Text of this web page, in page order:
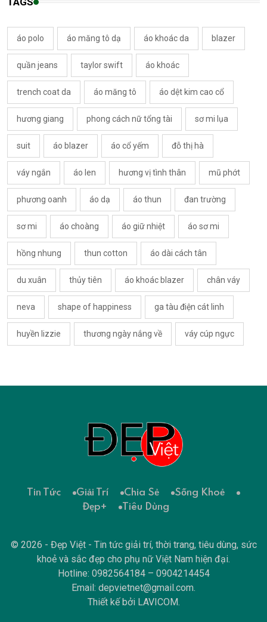
áo polo áo măng tô dạ áo khoác da blazer
quần jeans taylor swift áo khoác
trench coat da áo măng tô áo dệt kim cao cổ
hương giang phong cách nữ tổng tài sơ mi lụa
suit áo blazer áo cổ yếm đỗ thị hà
váy ngắn áo len hương vị tình thân mũ phớt
phương oanh áo dạ áo thun đan trường
sơ mi áo choàng áo giữ nhiệt áo sơ mi
hồng nhung thun cotton áo dài cách tân
du xuân thủy tiên áo khoác blazer chân váy
neva shape of happiness ga tàu điện cát linh
huyền lizzie thương ngày nắng về váy cúp ngực
Tin Tức Giải Trí Chia Sẻ
Sống Khoẻ
Đẹp+
Tiêu Dùng
© 2026 - Đẹp Việt - Tin tức giải trí, thời trang, tiêu dùng, sức
khoẻ và sắc đẹp cho phụ nữ Việt Nam hiện đại.
Hotline: 0982564184 – 0904214454
Email: depvietnet@gmail.com.
Thiết kế bởi LAVICOM.